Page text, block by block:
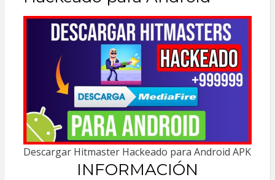
Descargar Hitmaster Hackeado para Android APK
INFORMACIÓN